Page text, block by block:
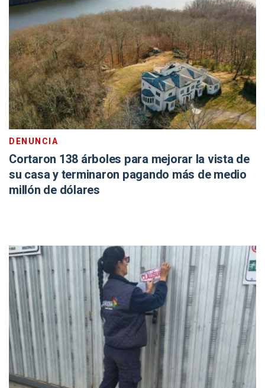
DENUNCIA
Cortaron 138 árboles para mejorar la vista de
su casa y terminaron pagando más de medio
millón de dólares